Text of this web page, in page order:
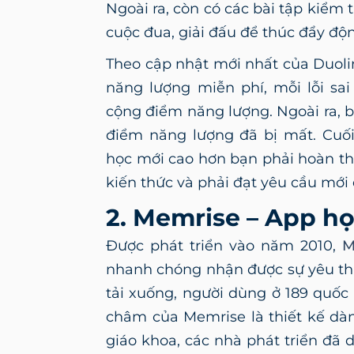
Ngoài ra, còn có các bài tập
cuộc đua, giải đấu để thúc đẩy
Theo cập nhật mới nhất của
năng lượng miễn phí, mỗi lỗi
cộng điểm năng lượng. Ngoài ra,
điểm năng lượng đã bị mất.
học mới cao hơn bạn phải hoàn
kiến thức và phải đạt yêu cầu
2. Memrise – App
Được phát triển vào năm 2010,
nhanh chóng nhận được sự yêu
tải xuống, người dùng ở 189
châm của Memrise là thiết kế
giáo khoa, các nhà phát triển đã